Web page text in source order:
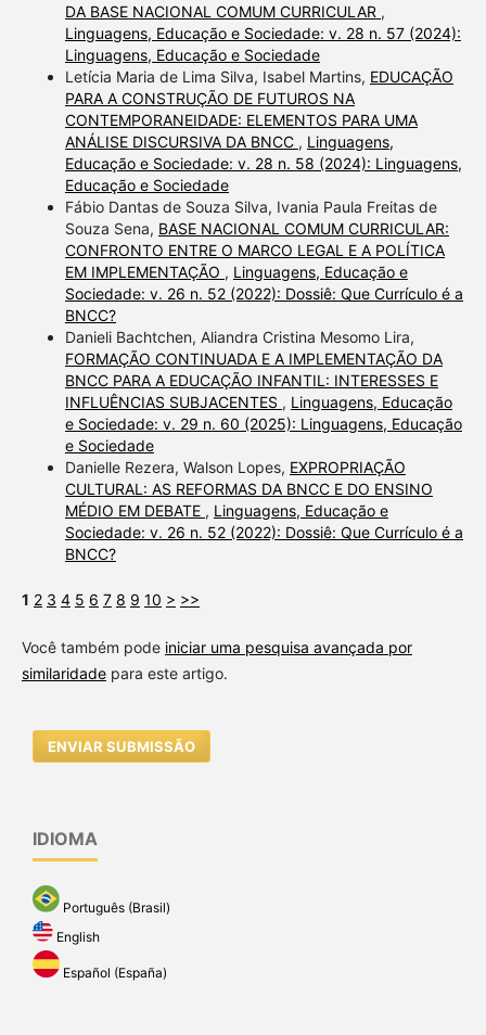
DA BASE NACIONAL COMUM CURRICULAR ,
Linguagens, Educação e Sociedade: v. 28 n. 57 (2024):
Linguagens, Educação e Sociedade
Letícia Maria de Lima Silva, Isabel Martins, EDUCAÇÃO
PARA A CONSTRUÇÃO DE FUTUROS NA
CONTEMPORANEIDADE: ELEMENTOS PARA UMA
ANÁLISE DISCURSIVA DA BNCC , Linguagens,
Educação e Sociedade: v. 28 n. 58 (2024): Linguagens,
Educação e Sociedade
Fábio Dantas de Souza Silva, Ivania Paula Freitas de
Souza Sena, BASE NACIONAL COMUM CURRICULAR:
CONFRONTO ENTRE O MARCO LEGAL E A POLÍTICA
EM IMPLEMENTAÇÃO , Linguagens, Educação e
Sociedade: v. 26 n. 52 (2022): Dossiê: Que Currículo é a
BNCC?
Danieli Bachtchen, Aliandra Cristina Mesomo Lira,
FORMAÇÃO CONTINUADA E A IMPLEMENTAÇÃO DA
BNCC PARA A EDUCAÇÃO INFANTIL: INTERESSES E
INFLUÊNCIAS SUBJACENTES , Linguagens, Educação
e Sociedade: v. 29 n. 60 (2025): Linguagens, Educação
e Sociedade
Danielle Rezera, Walson Lopes, EXPROPRIAÇÃO
CULTURAL: AS REFORMAS DA BNCC E DO ENSINO
MÉDIO EM DEBATE , Linguagens, Educação e
Sociedade: v. 26 n. 52 (2022): Dossiê: Que Currículo é a
BNCC?
1 2 3 4 5 6 7 8 9 10 > >>
Você também pode iniciar uma pesquisa avançada por
similaridadepara este artigo.
ENVIAR SUBMISSÃO
IDIOMA
Português (Brasil)
English
Español (España)